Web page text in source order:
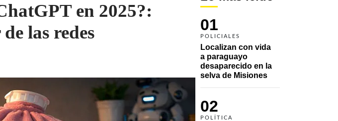
01
POLICIALES
Localizan con vida
a paraguayo
desaparecido en la
selva de Misiones
02
POLÍTICA
en 2025?:
las redes